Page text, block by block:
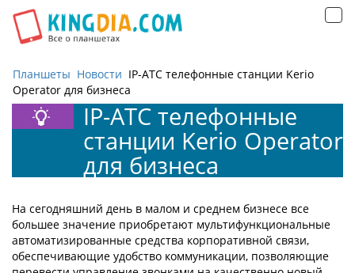
Планшеты Новости IP-АТС телефонные станции Kerio
Operator для бизнеса
IP-АТС телефонные
станции Kerio Operator
для бизнеса
На сегодняшний день в малом и среднем бизнесе все
большее значение приобретают мультифункциональные
автоматизированные средства корпоративной связи,
обеспечивающие удобство коммуникации, позволяющие